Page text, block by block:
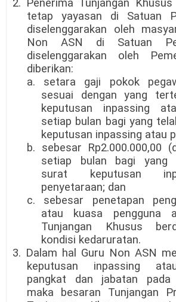
2. Penerima Tunjangan
tetap yayasan di Satuan
diselenggarakan oleh
Non ASN di Satuan
diselenggarakan oleh
diberikan:
a. setara gaji pokok
sesuai dengan yang
keputusan inpassing
setiap bulan bagi yang
keputusan inpassing atau
b. sebesar Rp2.000.000,00
setiap bulan bagi yang
surat keputusan
penyetaraan; dan
c. sebesar penetapan
atau kuasa pengguna
Tunjangan Khusus
kondisi kedaruratan.
3. Dalam hal Guru Non ASN
keputusan inpassing
pangkat dan jabatan pada
maka besaran Tunjangan